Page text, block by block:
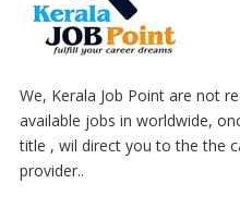
We, Kerala Job Point are not
available jobs in worldwide,
title , wil direct you to the the
provider..